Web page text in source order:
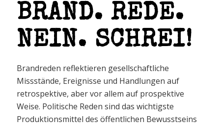
BRAND. REDE.
NEIN. SCHREI!
Brandreden reflektieren gesellschaftliche
Missstände, Ereignisse und Handlungen auf
retrospektive, aber vor allem auf prospektive
Weise. Politische Reden sind das wichtigste
Produktionsmittel des öffentlichen Bewusstseins